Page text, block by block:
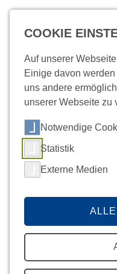
Befunde
Startseite Über
DETAIL
COOKIE
Auf unserer
Einige davon
uns andere
unserer Webseite zu
Notwendige
Statistik
Externe Medien